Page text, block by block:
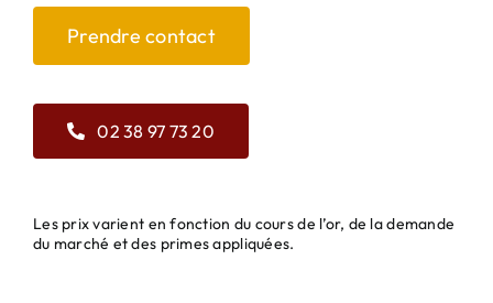
Prendre contact
02 38 97 73 20
Les prix varient en fonction du cours de l’or, de la demande
du marché et des primes appliquées.